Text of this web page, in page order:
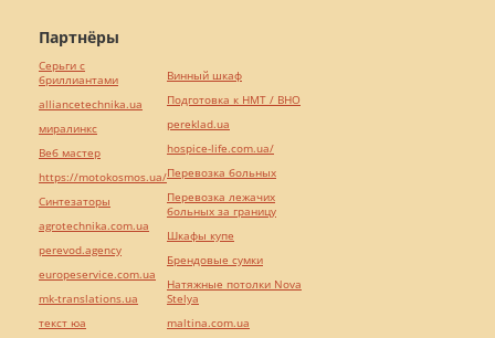
Партнёры
Серьги с
бриллиантами
alliancetechnika.ua
миралинкс
Веб мастер
https://motokosmos.ua/
Синтезаторы
agrotechnika.com.ua
perevod.agency
europeservice.com.ua
mk-translations.ua
текст юа
Винный шкаф
Подготовка к НМТ / ВНО
pereklad.ua
hospice-life.com.ua/
Перевозка больных
Перевозка лежачих
больных за границу
Шкафы купе
Брендовые сумки
Натяжные потолки Nova
Stelya
maltina.com.ua